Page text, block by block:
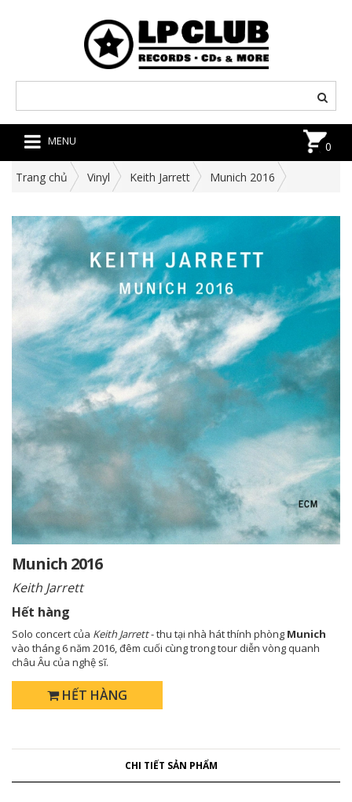
MENU 0
Trang chủ Vinyl Keith Jarrett Munich 2016
Munich 2016
Keith Jarrett
Hết hàng
Solo concert của Keith Jarrett- thu tại nhà hát thính phòng Munich
vào tháng 6 năm 2016, đêm cuối cùng trong tour diễn vòng quanh
châu Âu của nghệ sĩ.
HẾT HÀNG
CHI TIẾT SẢN PHẨM